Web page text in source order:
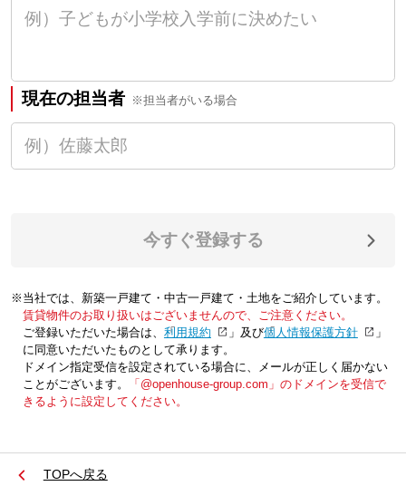
現在の担当者 ※担当者がいる場合
今すぐ登録する
※当社では、新築一戸建て・中古一戸建て・土地をご紹介しています。
賃貸物件のお取り扱いはございませんので、ご注意ください。
ご登録いただいた場合は、「利用規約 」及び「個人情報保護方針
」
に同意いただいたものとして承ります。
ドメイン指定受信を設定されている場合に、メールが正しく届かない
ことがございます。
「@openhouse-group.com」のドメインを受信で
きるように設定してください。
TOPへ戻る